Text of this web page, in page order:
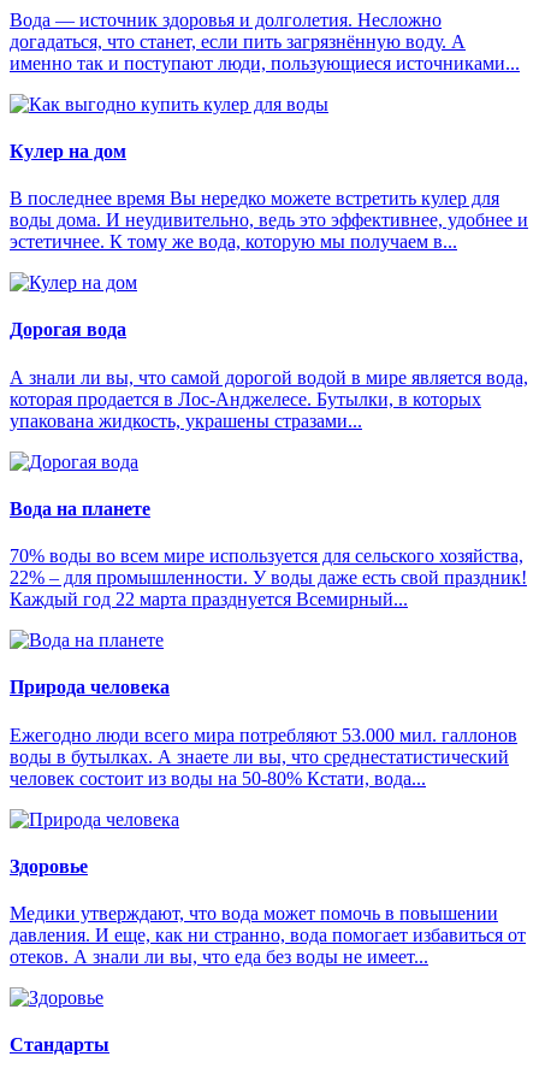
Вода — источник здоровья и долголетия. Несложно
догадаться, что станет, если пить загрязнённую воду. А
именно так и поступают люди, пользующиеся источниками...
Кулер на дом
В последнее время Вы нередко можете встретить кулер для
воды дома. И неудивительно, ведь это эффективнее, удобнее и
эстетичнее. К тому же вода, которую мы получаем в...
Дорогая вода
А знали ли вы, что самой дорогой водой в мире является вода,
которая продается в Лос-Анджелесе. Бутылки, в которых
упакована жидкость, украшены стразами...
Вода на планете
70% воды во всем мире используется для сельского хозяйства,
22% – для промышленности. У воды даже есть свой праздник!
Каждый год 22 марта празднуется Всемирный...
Природа человека
Ежегодно люди всего мира потребляют 53.000 мил. галлонов
воды в бутылках. А знаете ли вы, что среднестатистический
человек состоит из воды на 50-80% Кстати, вода...
Здоровье
Медики утверждают, что вода может помочь в повышении
давления. И еще, как ни странно, вода помогает избавиться от
отеков. А знали ли вы, что еда без воды не имеет...
Стандарты